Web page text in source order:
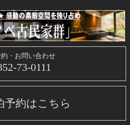
約・お問い合わせ
73-0111
予約はこちら